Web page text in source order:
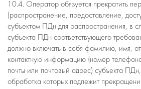
10.4. Оператор обязуется прекратить
(распространение, предоставление,
субъектом ПДн для распространения, в
субъекта ПДн соответствующего
должно включать в себя фамилию, имя,
контактную информацию (номер
почты или почтовый адрес) субъекта
обработка которых подлежит